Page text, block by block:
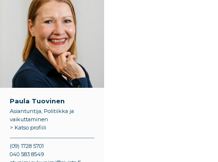
Paula Tuovinen
Asiantuntija, Politiikka ja
vaikuttaminen
> Katso profiili
(09) 1728 5701
040 583 8549